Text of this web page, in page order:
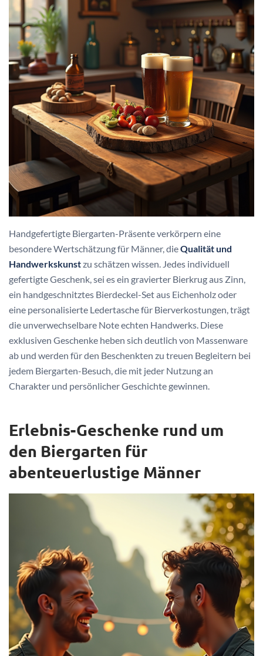
Handgefertigte Biergarten-Präsente verkörpern eine
besondere Wertschätzung für Männer, dieQualität und
Handwerkskunstzu schätzen wissen. Jedes individuell
gefertigte Geschenk, sei es ein gravierter Bierkrug aus Zinn,
ein handgeschnitztes Bierdeckel-Set aus Eichenholz oder
eine personalisierte Ledertasche für Bierverkostungen, trägt
die unverwechselbare Note echten Handwerks. Diese
exklusiven Geschenke heben sich deutlich von Massenware
ab und werden für den Beschenkten zu treuen Begleitern bei
jedem Biergarten-Besuch, die mit jeder Nutzung an
Charakter und persönlicher Geschichte gewinnen.
Erlebnis-Geschenke rund um
den Biergarten für
abenteuerlustige Männer